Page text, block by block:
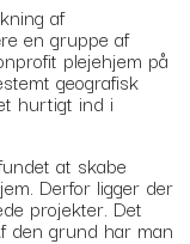
af
en gruppe af
plejehjem på
geografisk
hurtigt ind i
at skabe
Derfor ligger der
projekter. Det
den grund har man